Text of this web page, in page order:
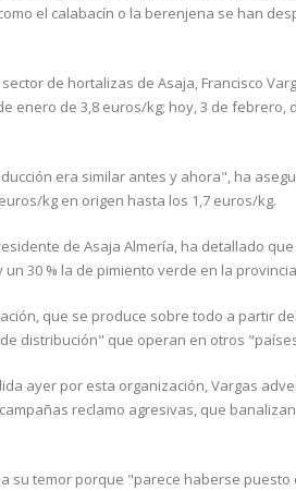
el calabacín o la berenjena se han
de hortalizas de Asaja, Francisco
enero de 3,8 euros/kg; hoy, 3 de
era similar antes y ahora", ha
kg en origen hasta los 1,7 euros/kg.
de Asaja Almería, ha detallado
un 30 % la de pimiento verde en la
que se produce sobre todo a partir
distribución" que operan en otros
ayer por esta organización, Vargas
reclamo agresivas, que
su temor porque "parece haberse